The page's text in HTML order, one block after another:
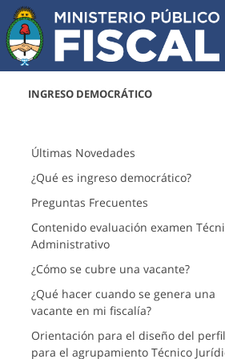
INGRESO DEMOCRÁTICO
Últimas Novedades
¿Qué es ingreso democrático?
Preguntas Frecuentes
Contenido evaluación examen
Administrativo
¿Cómo se cubre una vacante?
¿Qué hacer cuando se genera una
vacante en mi fiscalía?
Orientación para el diseño del perfil
para el agrupamiento Técnico